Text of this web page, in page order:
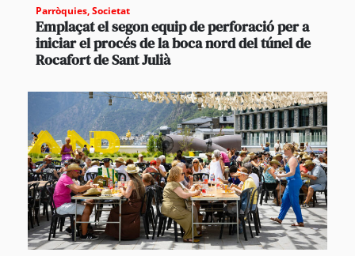
Parròquies,Societat
Emplaçat el segon equip de perforació per a
iniciar el procés de la boca nord del túnel de
Rocafort de Sant Julià